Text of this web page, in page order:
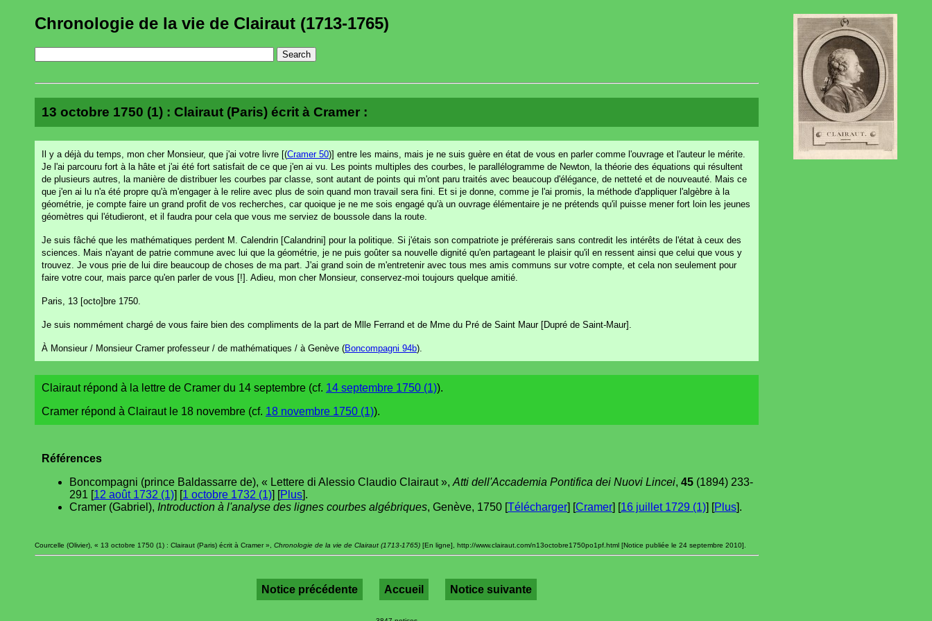
Chronologie de la vie de Clairaut (1713-1765)
13 octobre 1750 (1) : Clairaut (Paris) écrit à Cramer :
Il y a déjà du temps, mon cher Monsieur, que j'ai votre livre [(Cramer 50)] entre les mains, mais je ne suis guère en état de vous en parler comme l'ouvrage et l'auteur le mérite.
Je l'ai parcouru fort à la hâte et j'ai été fort satisfait de ce que j'en ai vu. Les points multiples des courbes, le parallélogramme de Newton, la théorie des équations qui résultent
de plusieurs autres, la manière de distribuer les courbes par classe, sont autant de points qui m'ont paru traités avec beaucoup d'élégance, de netteté et de nouveauté. Mais ce
que j'en ai lu n'a été propre qu'à m'engager à le relire avec plus de soin quand mon travail sera fini. Et si je donne, comme je l'ai promis, la méthode d'appliquer l'algèbre à la
géométrie, je compte faire un grand profit de vos recherches, car quoique je ne me sois engagé qu'à un ouvrage élémentaire je ne prétends qu'il puisse mener fort loin les jeunes
géomètres qui l'étudieront, et il faudra pour cela que vous me serviez de boussole dans la route.
Je suis fâché que les mathématiques perdent M. Calendrin [Calandrini] pour la politique. Si j'étais son compatriote je préférerais sans contredit les intérêts de l'état à ceux des
sciences. Mais n'ayant de patrie commune avec lui que la géométrie, je ne puis goûter sa nouvelle dignité qu'en partageant le plaisir qu'il en ressent ainsi que celui que vous y
trouvez. Je vous prie de lui dire beaucoup de choses de ma part. J'ai grand soin de m'entretenir avec tous mes amis communs sur votre compte, et cela non seulement pour
faire votre cour, mais parce qu'en parler de vous [!]. Adieu, mon cher Monsieur, conservez-moi toujours quelque amitié.
Paris, 13 [octo]bre 1750.
Je suis nommément chargé de vous faire bien des compliments de la part de Mlle Ferrand et de Mme du Pré de Saint Maur [Dupré de Saint-Maur].
À Monsieur / Monsieur Cramer professeur / de mathématiques / à Genève (Boncompagni 94b).
Clairaut répond à la lettre de Cramer du 14 septembre (cf. 14 septembre 1750 (1)).
Cramer répond à Clairaut le 18 novembre (cf. 18 novembre 1750 (1)).
Références
Boncompagni (prince Baldassarre de), « Lettere di Alessio Claudio Clairaut », Atti dell'Accademia Pontifica dei Nuovi Lincei, 45 (1894) 233-
291 [12 août 1732 (1)] [1 octobre 1732 (1)] [Plus].
Cramer (Gabriel), Introduction à l'analyse des lignes courbes algébriques, Genève, 1750 [Télécharger] [Cramer] [16 juillet 1729 (1)] [Plus].
Courcelle (Olivier), « 13 octobre 1750 (1) : Clairaut (Paris) écrit à Cramer », Chronologie de la vie de Clairaut (1713-1765) [En ligne], http://www.clairaut.com/n13octobre1750po1pf.html [Notice publiée le 24 septembre 2010].
Notice précédente Accueil Notice suivante